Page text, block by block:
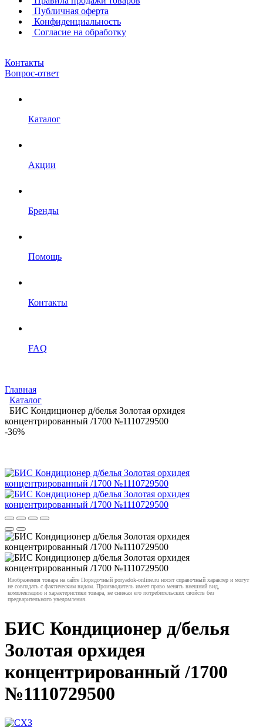
Публичная оферта
Конфиденциальность
Согласие на обработку
Контакты
Вопрос-ответ
Каталог
Акции
Бренды
Помощь
Контакты
FAQ
Главная
Каталог
БИС Кондиционер д/белья Золотая орхидея
концентрированный /1700 №1110729500
-36%
Изображения товара на сайте Порядочный poryadok-online.ru носят справочный характер и могут
не совпадать с фактическим видом. Производитель имеет право менять внешний вид,
комплектацию и характеристики товара, не снижая его потребительских свойств без
предварительного уведомления.
БИС Кондиционер д/белья
Золотая орхидея
концентрированный /1700
№1110729500